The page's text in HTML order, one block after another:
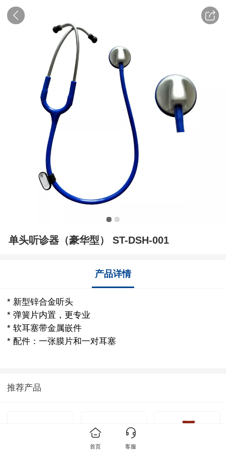
单头听诊器（豪华型） ST-DSH-001
产品详情
* 新型锌合金听头
* 弹簧片内置，更专业
* 软耳塞带金属嵌件
* 配件：一张膜片和一对耳塞
推荐产品
首页 客服